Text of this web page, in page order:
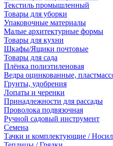
Текстиль промышленный
Товары для уборки
Упаковочные материалы
Малые архитектурные формы
Товары для кухни
Шкафы/Ящики почтовые
Товары для сада
Плёнка полиэтиленовая
Ведра оцинкованные,
Грунты, удобрения
Лопаты и черенки
Принадлежности для рассады
Проволока подвязочная
Ручной садовый инструмент
Семена
Тачки и комплектующие /